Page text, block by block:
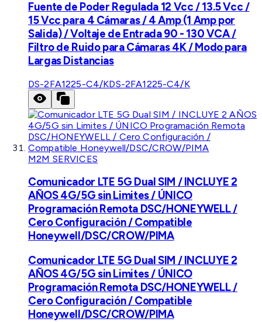
Fuente de Poder Regulada 12 Vcc / 13.5 Vcc /
15 Vcc para 4 Cámaras / 4 Amp (1 Amp por
Salida) / Voltaje de Entrada 90 - 130 VCA /
Filtro de Ruido para Cámaras 4K / Modo para
Largas Distancias
DS-2FA1225-C4/KDS-2FA1225-C4/K
M2M SERVICES
Comunicador LTE 5G Dual SIM / INCLUYE 2
AÑOS 4G/5G sin Limites / ÚNICO
Programación Remota DSC/HONEYWELL /
Cero Configuración / Compatible
Honeywell/DSC/CROW/PIMA
Comunicador LTE 5G Dual SIM / INCLUYE 2
AÑOS 4G/5G sin Limites / ÚNICO
Programación Remota DSC/HONEYWELL /
Cero Configuración / Compatible
Honeywell/DSC/CROW/PIMA